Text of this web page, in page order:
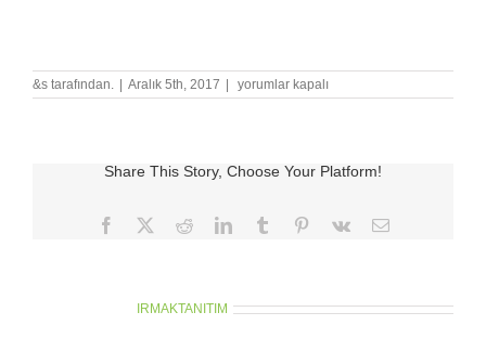
&s tarafından. Aralık 5th, 2017
Heri
Kaşe
yorumlar kapalı
Share This Story, Choose Your Platform!
Facebook RedditLinkedInTumblr Pinterest
Vk
E-
IRMAKTANITIM